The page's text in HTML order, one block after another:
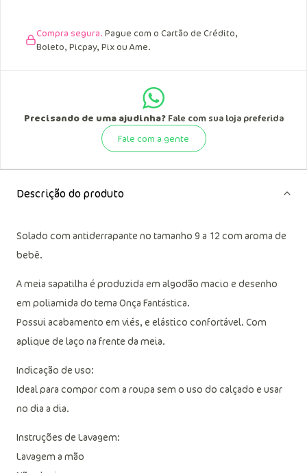
Compra segura. Pague com o Cartão de Crédito,
Boleto, Picpay, Pix ou Ame.
Precisando de uma ajudinha?Fale com sua loja preferida
Fale com a gente
Descrição do produto
Solado com antiderrapante no tamanho 9 a 12 com aroma de
bebê.
A meia sapatilha é produzida em algodão macio e desenho
em poliamida do tema Onça Fantástica.
Possui acabamento em viés, e elástico confortável. Com
aplique de laço na frente da meia.
Indicação de uso:
Ideal para compor com a roupa sem o uso do calçado e usar
no dia a dia.
Instruções de Lavagem:
Lavagem a mão